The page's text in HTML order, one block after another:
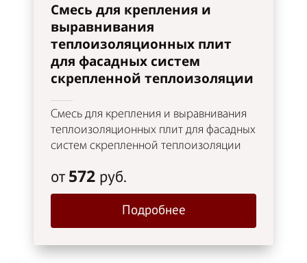
Смесь для крепления и
выравнивания
теплоизоляционных плит
для фасадных систем
скрепленной теплоизоляции
Смесь для крепления и выравнивания
теплоизоляционных плит для фасадных
систем скрепленной теплоизоляции
от 572 руб.
Подробнее